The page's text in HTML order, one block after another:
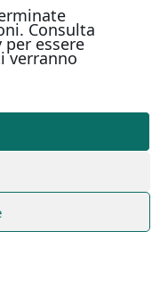
Consulta
essere
verranno